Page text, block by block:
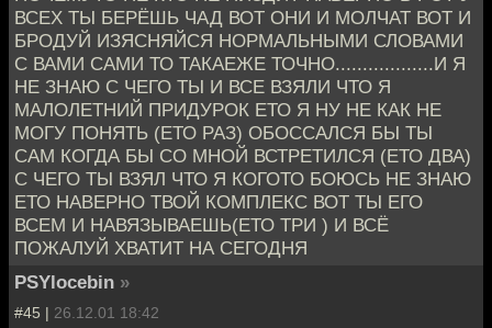
ВСЕХ ТЫ БЕРЁШЬ ЧАД ВОТ ОНИ И МОЛЧАТ ВОТ И
БРОДУЙ ИЗЯСНЯЙСЯ НОРМАЛЬНЫМИ СЛОВАМИ
С ВАМИ САМИ ТО ТАКАЕЖЕ ТОЧНО..................И Я
НЕ ЗНАЮ С ЧЕГО ТЫ И ВСЕ ВЗЯЛИ ЧТО Я
МАЛОЛЕТНИЙ ПРИДУРОК ЕТО Я НУ НЕ КАК НЕ
МОГУ ПОНЯТЬ (ЕТО РАЗ) ОБОССАЛСЯ БЫ ТЫ
САМ КОГДА БЫ СО МНОЙ ВСТРЕТИЛСЯ (ЕТО ДВА)
С ЧЕГО ТЫ ВЗЯЛ ЧТО Я КОГОТО БОЮСЬ НЕ ЗНАЮ
ЕТО НАВЕРНО ТВОЙ КОМПЛЕКС ВОТ ТЫ ЕГО
ВСЕМ И НАВЯЗЫВАЕШЬ(ЕТО ТРИ ) И ВСЁ
ПОЖАЛУЙ ХВАТИТ НА СЕГОДНЯ
PSYlocebin »
#45 | 26.12.01 18:42